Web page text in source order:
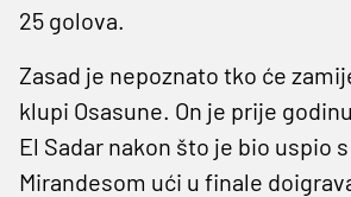
25 golova.
Zasad je nepoznato tko će
klupi Osasune. On je prije
El Sadar nakon što je bio uspio
Mirandesom ući u finale